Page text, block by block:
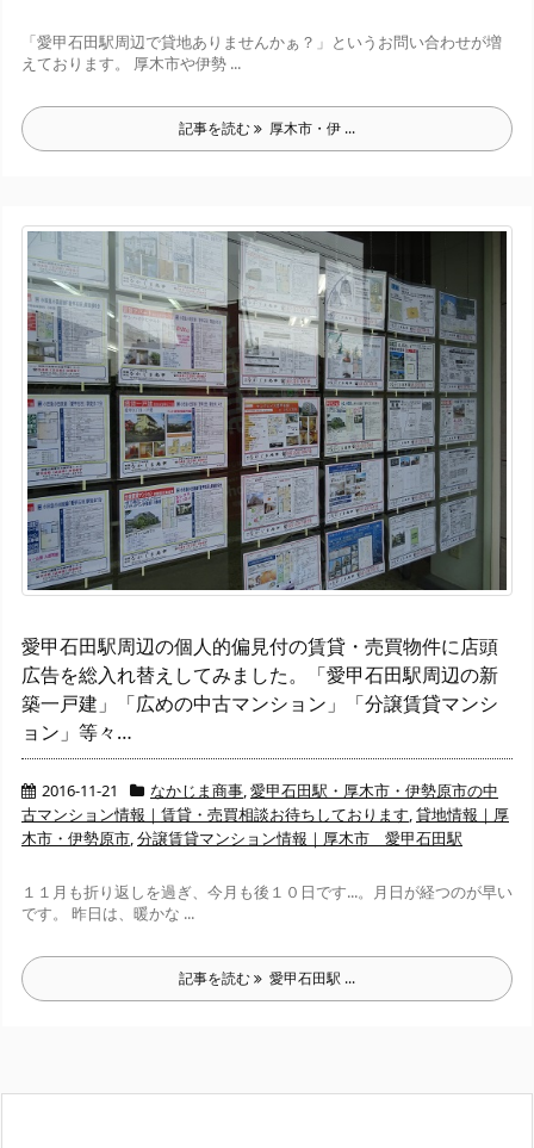
「愛甲石田駅周辺で貸地ありませんかぁ？」というお問い合わせが増
えております。 厚木市や伊勢 ...
記事を読む 厚木市・伊 ...
愛甲石田駅周辺の個人的偏見付の賃貸・売買物件に店頭
広告を総入れ替えしてみました。「愛甲石田駅周辺の新
築一戸建」「広めの中古マンション」「分譲賃貸マンシ
ョン」等々…
2016-11-21 なかじま商事,愛甲石田駅・厚木市・伊勢原市の中
古マンション情報｜賃貸・売買相談お待ちしております,貸地情報｜厚
木市・伊勢原市,分譲賃貸マンション情報｜厚木市 愛甲石田駅
１１月も折り返しを過ぎ、今月も後１０日です...。月日が経つのが早い
です。 昨日は、暖かな ...
記事を読む 愛甲石田駅 ...